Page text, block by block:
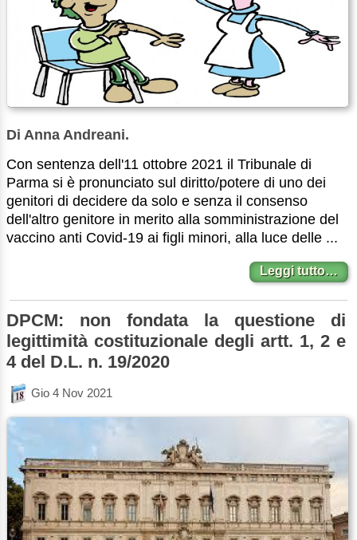
Di Anna Andreani.
Con sentenza dell'11 ottobre 2021 il Tribunale di
Parma si è pronunciato sul diritto/potere di uno dei
genitori di decidere da solo e senza il consenso
dell'altro genitore in merito alla somministrazione del
vaccino anti Covid-19 ai figli minori, alla luce delle ...
Leggi tutto…
DPCM: non fondata la questione di
legittimità costituzionale degli artt. 1, 2 e
4 del D.L. n. 19/2020
Gio 4 Nov 2021